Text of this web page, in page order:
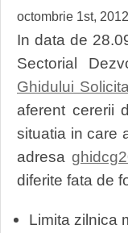
octombrie 1st, 2012
In data de
Sectorial
Ghidului
aferent cererii
situatia in care
adresa
diferite fata de
Limita zilnica